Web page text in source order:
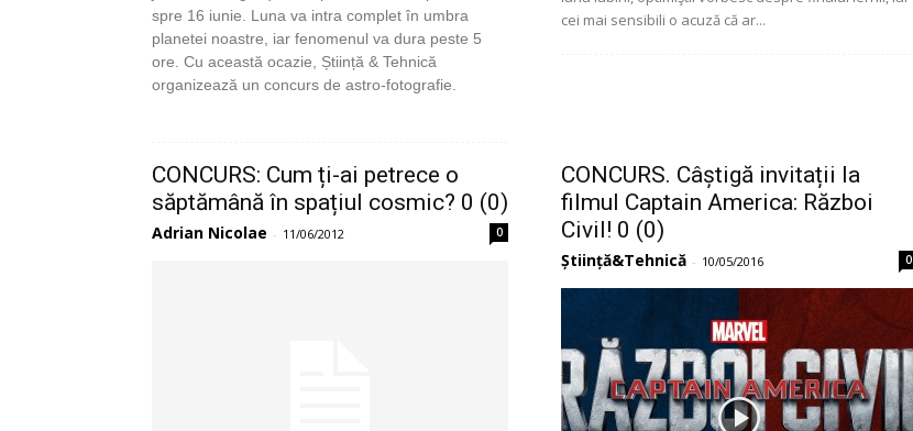
spre 16 iunie. Luna va intra complet în umbra
planetei noastre, iar fenomenul va dura peste 5
ore. Cu această ocazie, Știință & Tehnică
organizează un concurs de astro-fotografie.
cei mai sensibili o acuză că ar...
CONCURS: Cum ți-ai petrece o
săptămână în spațiul cosmic? 0 (0)
Adrian Nicolae - 11/06/2012 0
CONCURS. Câștigă invitații la
filmul Captain America: Război
Civil! 0 (0)
Știință&Tehnică - 10/05/2016 0